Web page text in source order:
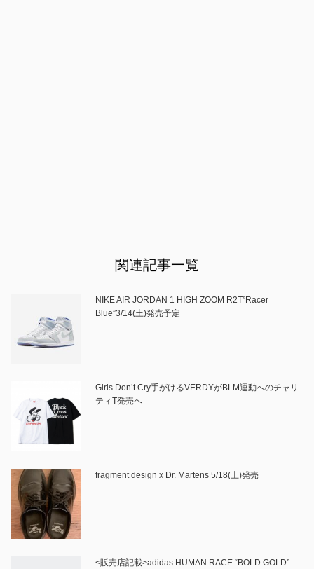
関連記事一覧
NIKE AIR JORDAN 1 HIGH ZOOM R2T”Racer
Blue”3/14(土)発売予定
Girls Don’t Cry手がけるVERDYがBLM運動へのチャリ
ティT発売へ
fragment design x Dr. Martens 5/18(土)発売
<販売店記載>adidas HUMAN RACE “BOLD GOLD”